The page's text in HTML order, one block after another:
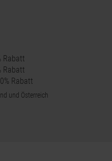
Rabatt
Rabatt
Rabatt
und Österreich